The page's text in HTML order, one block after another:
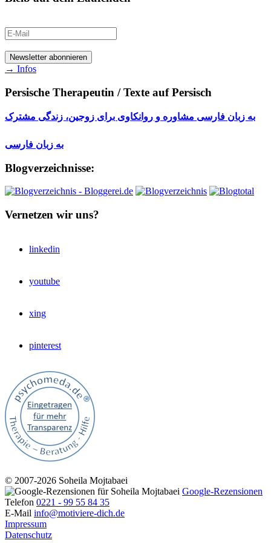
→ Infos
Persische Therapeutin / Texte auf Persisch
به زبان فارسی مشاوره و روانکاوی برای زوجین، زندگی مشترک
به زبان فارسی
Blogverzeichnisse:
Vernetzen wir uns?
linkedin
youtube
xing
pinterest
© 2007‑2026 Soheila Mojtabaei
Google-Rezensionen
Telefon 0221 ‑ 99 55 84 35
E‑Mail info@motiviere-dich.de
Impressum
Datenschutz